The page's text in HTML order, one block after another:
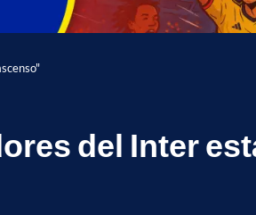
del Inter